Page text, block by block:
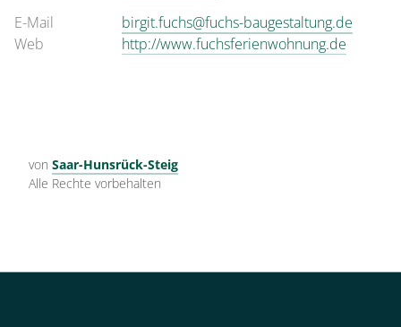
E-Mail
birgit.fuchs@fuchs-baugestaltung.de
Web
http://www.fuchsferienwohnung.de
von Saar-Hunsrück-Steig
Alle Rechte vorbehalten